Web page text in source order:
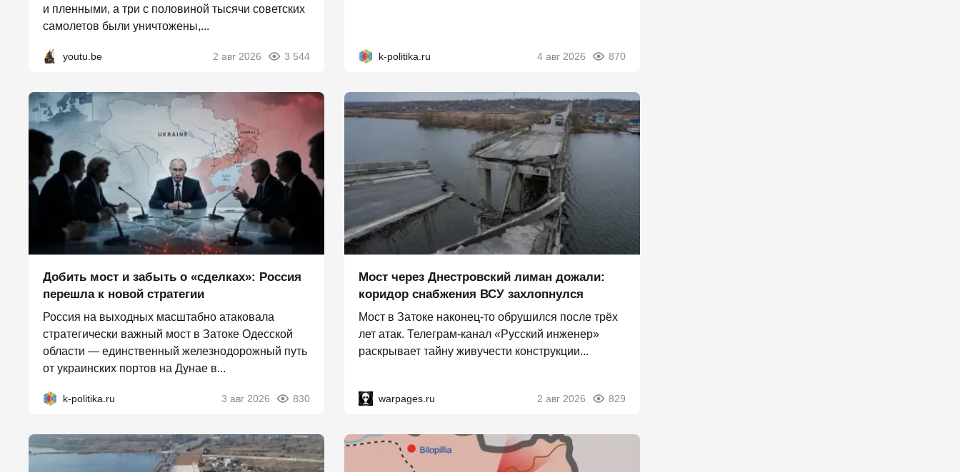
и пленными, а три с половиной тысячи советских
самолетов были уничтожены,...
youtu.be 2 авг 2026 3 544 k-politika.ru 4 авг 2026 870
Добить мост и забыть о «сделках»: Россия
перешла к новой стратегии
Россия на выходных масштабно атаковала
стратегически важный мост в Затоке Одесской
области — единственный железнодорожный путь
от украинских портов на Дунае в...
k-politika.ru 3 авг 2026 830
Мост через Днестровский лиман дожали:
коридор снабжения ВСУ захлопнулся
Мост в Затоке наконец-то обрушился после трёх
лет атак. Телеграм-канал «Русский инженер»
раскрывает тайну живучести конструкции...
warpages.ru 2 авг 2026 829